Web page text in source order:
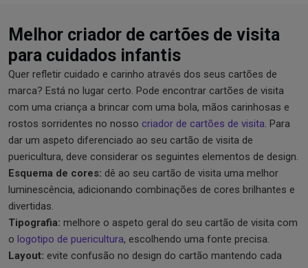
Melhor criador de cartões de visita
para cuidados infantis
Quer refletir cuidado e carinho através dos seus cartões de
marca? Está no lugar certo. Pode encontrar cartões de visita
com uma criança a brincar com uma bola, mãos carinhosas e
rostos sorridentes no nosso criador de cartões de visita. Para
dar um aspeto diferenciado ao seu cartão de visita de
puericultura, deve considerar os seguintes elementos de design.
Esquema de cores: dê ao seu cartão de visita uma melhor
luminescência, adicionando combinações de cores brilhantes e
divertidas.
Tipografia: melhore o aspeto geral do seu cartão de visita com
o logotipo de puericultura, escolhendo uma fonte precisa.
Layout: evite confusão no design do cartão mantendo cada